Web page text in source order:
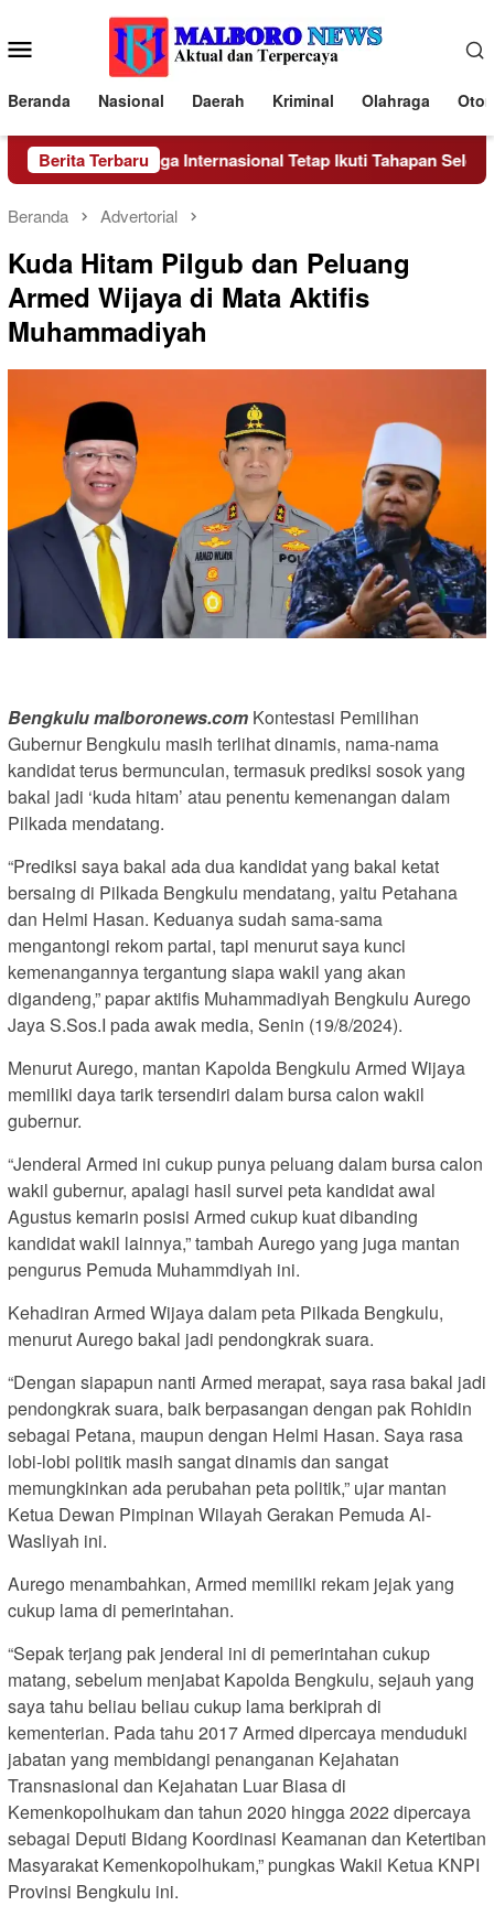
konten
Menu
Mobile
Beranda Nasional Daerah Kriminal Olahraga
Berita Terbaru
Hingga Internasional Tetap Ikuti Tahapan Seleksi
Beranda Advertorial
Kuda Hitam Pilgub dan Peluang
Armed Wijaya di Mata Aktifis
Muhammadiyah
Bengkulu malboronews.com Kontestasi Pemilihan
Gubernur Bengkulu masih terlihat dinamis, nama-nama
kandidat terus bermunculan, termasuk prediksi sosok yang
bakal jadi ‘kuda hitam’ atau penentu kemenangan dalam
Pilkada mendatang.
“Prediksi saya bakal ada dua kandidat yang bakal ketat
bersaing di Pilkada Bengkulu mendatang, yaitu Petahana
dan Helmi Hasan. Keduanya sudah sama-sama
mengantongi rekom partai, tapi menurut saya kunci
kemenangannya tergantung siapa wakil yang akan
digandeng,” papar aktifis Muhammadiyah Bengkulu Aurego
Jaya S.Sos.I pada awak media, Senin (19/8/2024).
Menurut Aurego, mantan Kapolda Bengkulu Armed Wijaya
memiliki daya tarik tersendiri dalam bursa calon wakil
gubernur.
“Jenderal Armed ini cukup punya peluang dalam bursa calon
wakil gubernur, apalagi hasil survei peta kandidat awal
Agustus kemarin posisi Armed cukup kuat dibanding
kandidat wakil lainnya,” tambah Aurego yang juga mantan
pengurus Pemuda Muhammdiyah ini.
Kehadiran Armed Wijaya dalam peta Pilkada Bengkulu,
menurut Aurego bakal jadi pendongkrak suara.
“Dengan siapapun nanti Armed merapat, saya rasa bakal jadi
pendongkrak suara, baik berpasangan dengan pak Rohidin
sebagai Petana, maupun dengan Helmi Hasan. Saya rasa
lobi-lobi politik masih sangat dinamis dan sangat
memungkinkan ada perubahan peta politik,” ujar mantan
Ketua Dewan Pimpinan Wilayah Gerakan Pemuda Al-
Wasliyah ini.
Aurego menambahkan, Armed memiliki rekam jejak yang
cukup lama di pemerintahan.
“Sepak terjang pak jenderal ini di pemerintahan cukup
matang, sebelum menjabat Kapolda Bengkulu, sejauh yang
saya tahu beliau beliau cukup lama berkiprah di
kementerian. Pada tahu 2017 Armed dipercaya menduduki
jabatan yang membidangi penanganan Kejahatan
Transnasional dan Kejahatan Luar Biasa di
Kemenkopolhukam dan tahun 2020 hingga 2022 dipercaya
sebagai Deputi Bidang Koordinasi Keamanan dan Ketertiban
Masyarakat Kemenkopolhukam,” pungkas Wakil Ketua KNPI
Provinsi Bengkulu ini.